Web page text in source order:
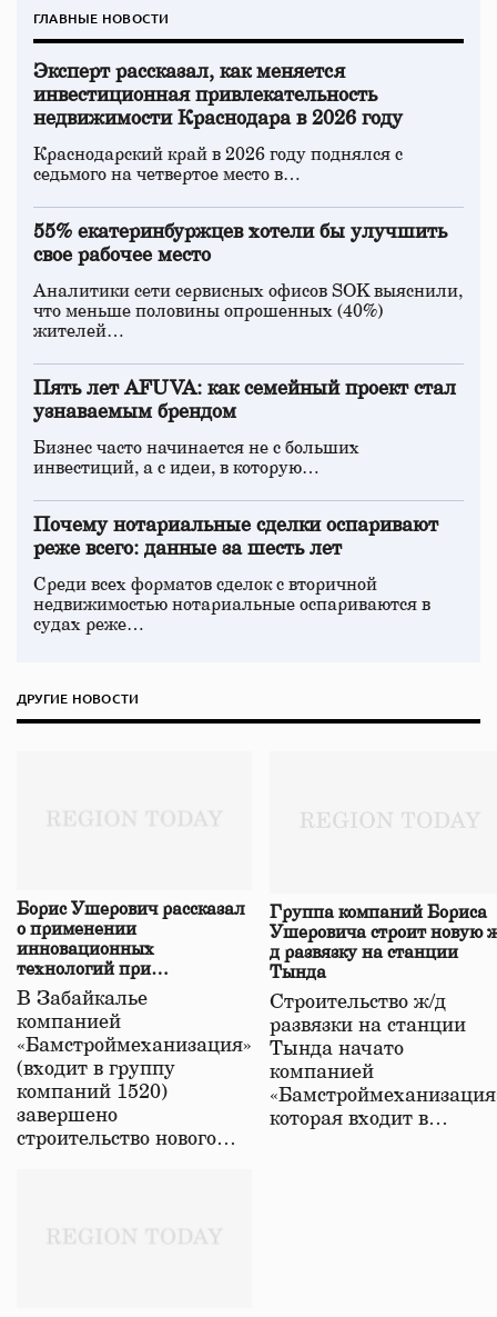
ГЛАВНЫЕ НОВОСТИ
Эксперт рассказал, как меняется
инвестиционная привлекательность
недвижимости Краснодара в 2026 году
Краснодарский край в 2026 году поднялся с
седьмого на четвертое место в…
55% екатеринбуржцев хотели бы улучшить
свое рабочее место
Аналитики сети сервисных офисов SOK выяснили,
что меньше половины опрошенных (40%)
жителей…
Пять лет AFUVA: как семейный проект стал
узнаваемым брендом
Бизнес часто начинается не с больших
инвестиций, а с идеи, в которую…
Почему нотариальные сделки оспаривают
реже всего: данные за шесть лет
Среди всех форматов сделок с вторичной
недвижимостью нотариальные оспариваются в
судах реже…
ДРУГИЕ НОВОСТИ
Борис Ушерович рассказал
о применении
инновационных
технологий при
строительстве нового моста
в Забайкалье
В Забайкалье
компанией
«Бамстроймеханизация»
(входит в группу
компаний 1520)
завершено
строительство нового…
Группа компаний Бориса
Ушеровича строит новую
д развязку на станции
Тында
Строительство ж/д
развязки на станции
Тында начато
компанией
которая входит в…